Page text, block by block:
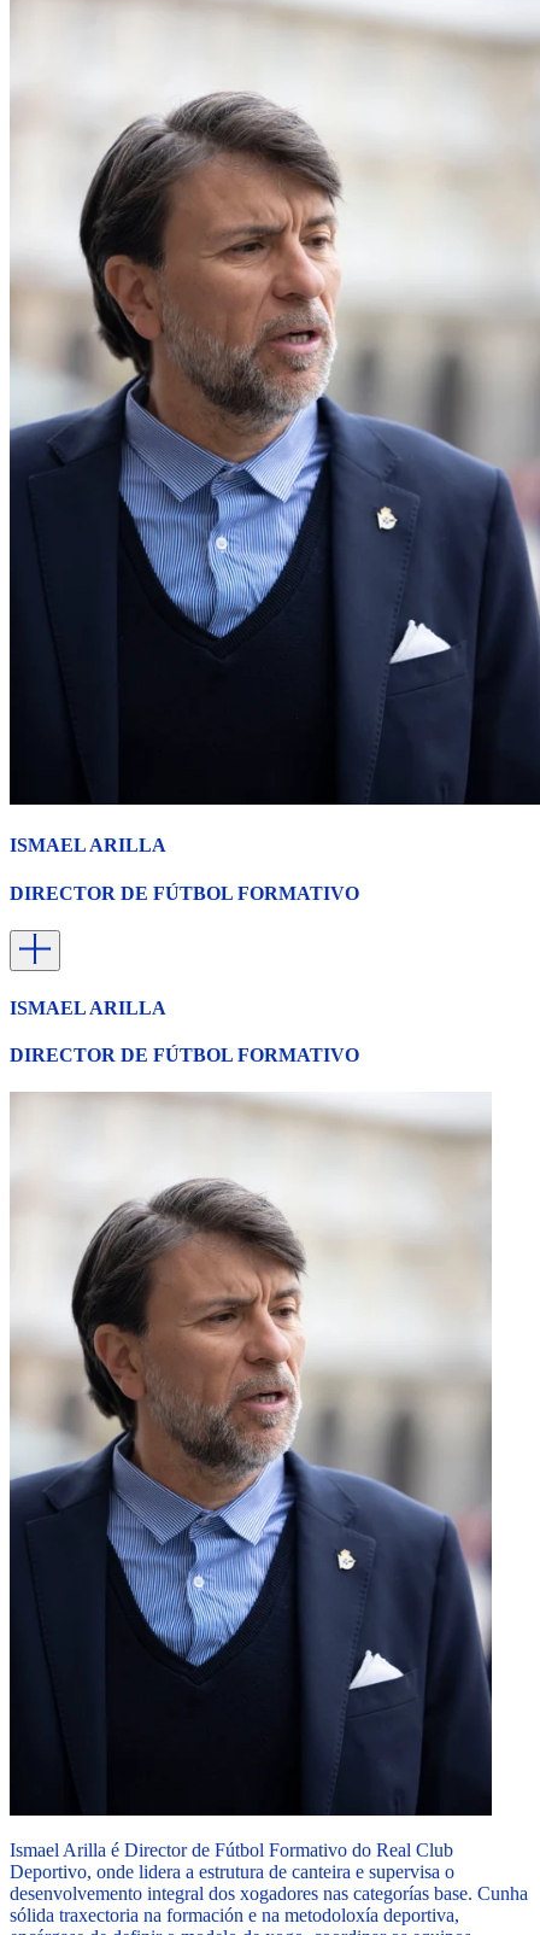
ISMAEL ARILLA
DIRECTOR DE FÚTBOL FORMATIVO
ISMAEL ARILLA
DIRECTOR DE FÚTBOL FORMATIVO
Ismael Arilla é Director de Fútbol Formativo do Real Club
Deportivo, onde lidera a estrutura de canteira e supervisa o
desenvolvemento integral dos xogadores nas categorías base. Cunha
sólida traxectoria na formación e na metodoloxía deportiva,